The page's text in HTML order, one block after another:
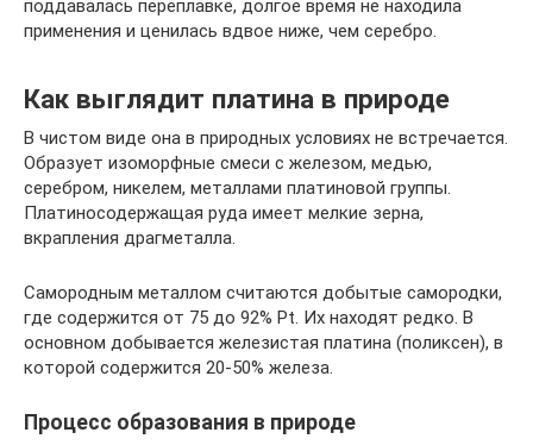
поддавалась переплавке, долгое время не находила
применения и ценилась вдвое ниже, чем серебро.
Как выглядит платина в природе
В чистом виде она в природных условиях не встречается.
Образует изоморфные смеси с железом, медью,
серебром, никелем, металлами платиновой группы.
Платиносодержащая руда имеет мелкие зерна,
вкрапления драгметалла.
Самородным металлом считаются добытые самородки,
где содержится от 75 до 92% Pt. Их находят редко. В
основном добывается железистая платина (поликсен), в
которой содержится 20-50% железа.
Процесс образования в природе